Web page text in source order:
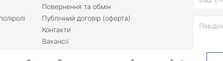
Повернення та обмін
Публічний договір (оферта)
Контакти
Вакансії